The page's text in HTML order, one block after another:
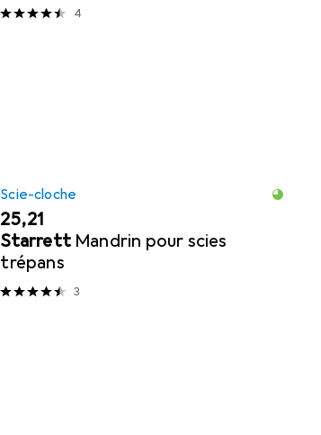
4
Scie-cloche
EUR
25,21
Starrett Mandrin pour scies
trépans
3